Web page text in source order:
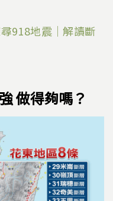
尋918地震｜解讀斷
做得夠嗎？